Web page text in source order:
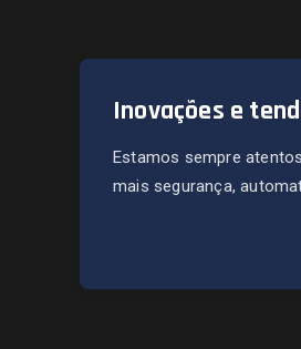
Inovações e
Estamos sempre
mais segurança,